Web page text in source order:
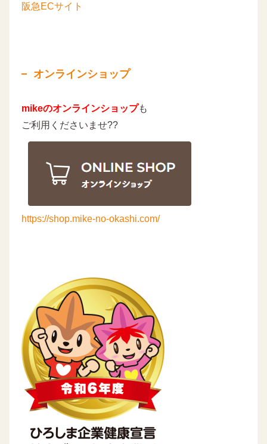
阪急ECサイト
オンラインショップ
mikeのオンラインショップも
ご利用くださいませ??
https://shop.mike-no-okashi.com/